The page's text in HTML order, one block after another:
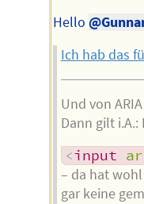
Hello
Ich hab das
Und von
Dann gilt i.A.:
<input
– da hat
gar keine